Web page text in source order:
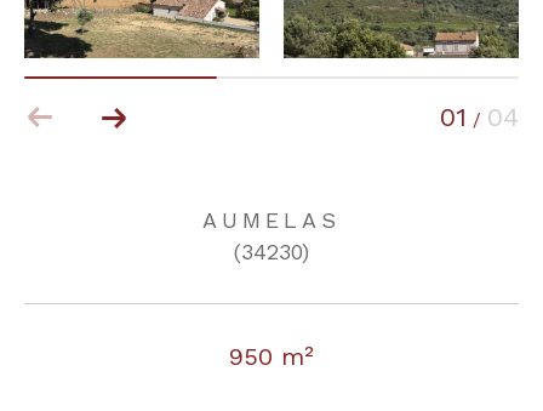
01 / 04
AUMELAS
(34230)
950 m²
TERRASSE PARKING PISCINE
RECHERCHER